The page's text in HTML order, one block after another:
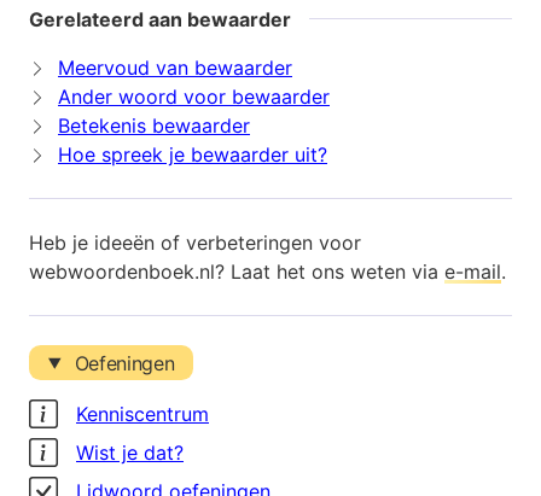
Gerelateerd aan bewaarder
Meervoud van bewaarder
Ander woord voor bewaarder
Betekenis bewaarder
Hoe spreek je bewaarder uit?
Heb je ideeën of verbeteringen voor
webwoordenboek.nl? Laat het ons weten via e-mail.
Oefeningen
Kenniscentrum
Wist je dat?
Lidwoord oefeningen